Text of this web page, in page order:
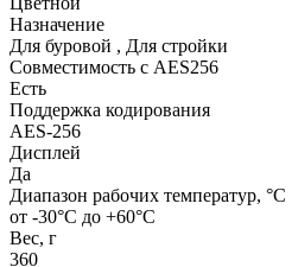
Назначение
Для буровой , Для стройки
Совместимость с AES256
Есть
Поддержка кодирования
AES-256
Дисплей
Да
Диапазон рабочих температур, °С
от -30°С до +60°С
Вес, г
360